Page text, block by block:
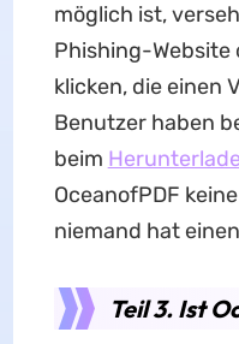
möglich ist,
Phishing-Website
klicken, die einen
Benutzer haben
beim
OceanofPDF
niemand hat
Teil 3. Ist